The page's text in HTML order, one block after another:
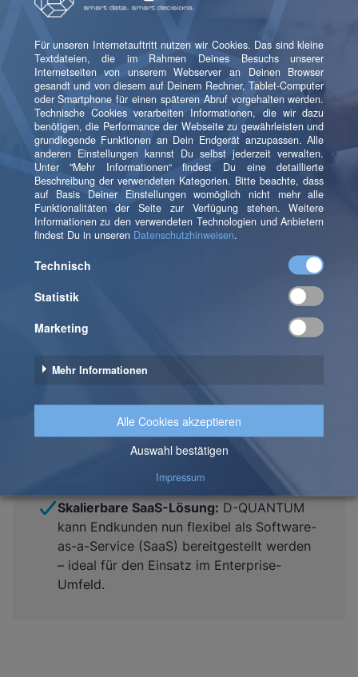
Highlights
Beschleunigte Time-to-Value:
QUANTUM Basic ist jetzt als Plug & Play-
Lösung verfügbar, sodass Kunden schneller
eigene Anwendungsszenarien im Bereich
Data Governance entwickeln können.
Entwicklungsumgebungen unterstützt die
Produktentwicklung bei Synabi und
ermöglicht ein durchgängiges Staging mit
Dev-, Int- und Prod-Umgebungen.
Skalierbare SaaS-Lösung: D-QUANTUM
kann Endkunden nun flexibel als Software-
as-a-Service (SaaS) bereitgestellt werden
– ideal für den Einsatz im Enterprise-
Umfeld.